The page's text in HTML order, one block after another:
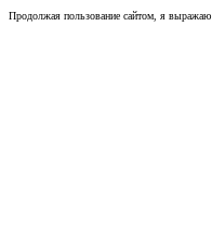
Продолжая пользование сайтом, я выражаю